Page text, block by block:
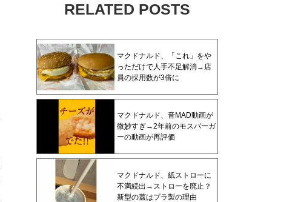
RELATED POSTS
マクドナルド、「これ」をや
っただけで人手不足解消→店
員の採用数が3倍に
マクドナルド、音MAD動画が
微妙すぎ→2年前のモスバーガ
ーの動画が再評価
マクドナルド、紙ストローに
不満続出→ストローを廃止？
新型の蓋はプラ製の理由